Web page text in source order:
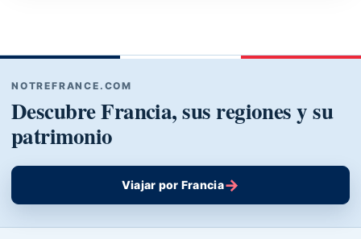
NOTREFRANCE.COM
Descubre Francia, sus regiones y su
patrimonio
Viajar por Francia→